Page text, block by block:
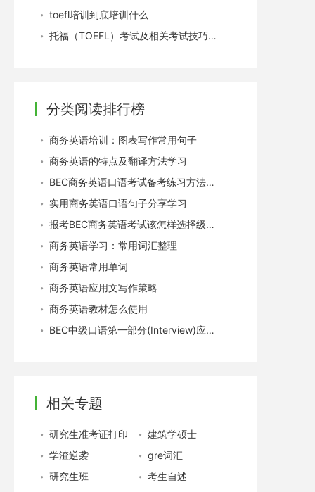
toefl培训到底培训什么
托福（TOEFL）考试及相关考试技巧介绍
分类阅读排行榜
商务英语培训：图表写作常用句子
商务英语的特点及翻译方法学习
BEC商务英语口语考试备考练习方法推荐
实用商务英语口语句子分享学习
报考BEC商务英语考试该怎样选择级别？
商务英语学习：常用词汇整理
商务英语常用单词
商务英语应用文写作策略
商务英语教材怎么使用
BEC中级口语第一部分(Interview)应试技巧
相关专题
研究生准考证打印
建筑学硕士
学渣逆袭
gre词汇
研究生班
考生自述